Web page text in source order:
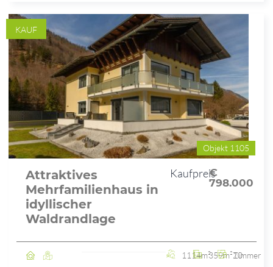
KAUF
Objekt 1105
Attraktives
Mehrfamilienhaus in
idyllischer
Waldrandlage
Kaufpreis
€
798.000
1114m²359m²10 Zimmer